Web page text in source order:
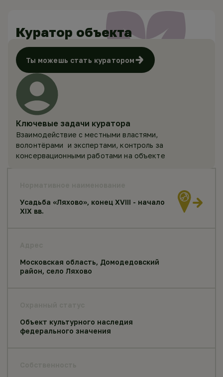
Усадьба «Ляхово», конец XVIII - начало
XIX вв.
Московская область, Домодедовский
район, село Ляхово
Объект культурного наследия
федерального значения
Куратор объекта
Ты можешь стать куратором
Ключевые задачи куратора
Взаимодействие с местными властями,
волонтёрами и экспертами, контроль за
консервационными работами на объекте